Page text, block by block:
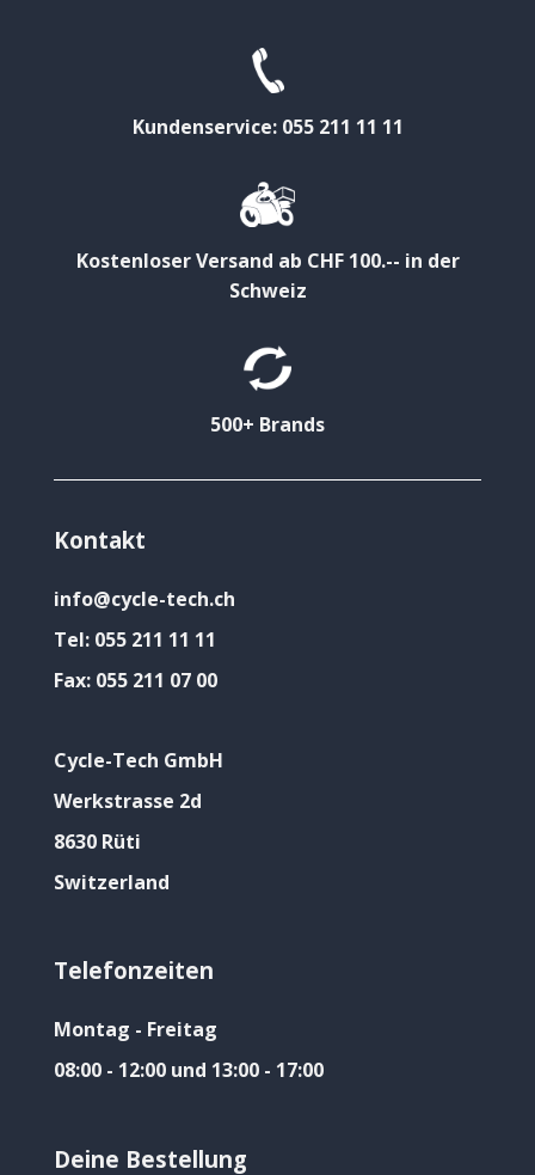
Kundenservice: 055 211 11 11
Kostenloser Versand ab CHF 100.-- in der
Schweiz
500+ Brands
Kontakt
info@cycle-tech.ch
Tel: 055 211 11 11
Fax: 055 211 07 00
Cycle-Tech GmbH
Werkstrasse 2d
8630 Rüti
Switzerland
Telefonzeiten
Montag - Freitag
08:00 - 12:00 und 13:00 - 17:00
Deine Bestellung